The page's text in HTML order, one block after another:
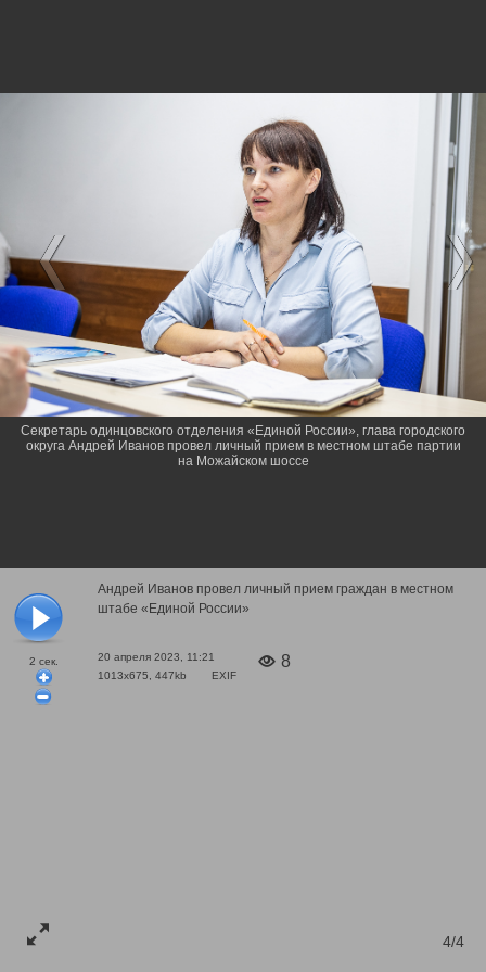
2 сек.
Андрей Иванов провел личный прием граждан в местном
штабе «Единой России»
20 апреля 2023, 11:21
1013x675, 447kb
EXIF
8
4/4
Секретарь одинцовского отделения «Единой России», глава городского
округа Андрей Иванов провел личный прием в местном штабе партии
на Можайском шоссе